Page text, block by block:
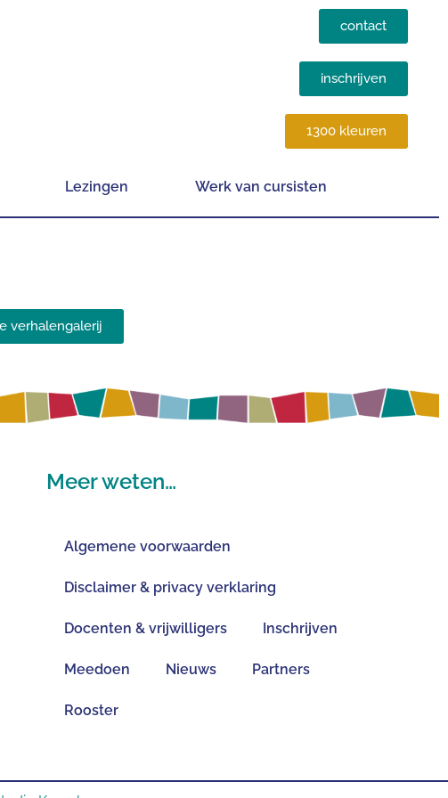
contact
inschrijven
1300 kleuren
Lezingen Werk van cursisten
verhalengalerij
Meer weten…
Algemene voorwaarden
Disclaimer & privacy verklaring
Docenten & vrijwilligers Inschrijven
Meedoen Nieuws Partners
Rooster